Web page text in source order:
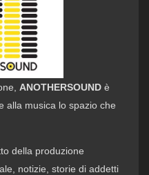
ANOTHERSOUND è
alla musica lo spazio che
della produzione
notizie, storie di addetti